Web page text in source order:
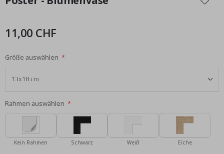
der
11,00 CHF
Größe auswählen
Rahmen auswählen
Kein Rahmen Schwarz Weiß Eiche